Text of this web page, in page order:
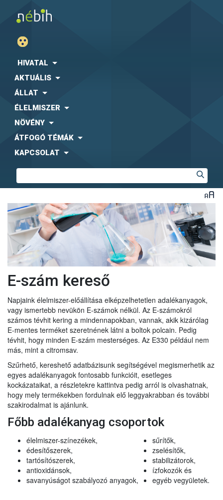
HIVATAL
AKTUÁLIS
ÁLLAT
ÉLELMISZER
NÖVÉNY
ÁTFOGÓ TÉMÁK
KAPCSOLAT
E-szám kereső
Napjaink élelmiszer-előállítása elképzelhetetlen adalékanyagok,
vagy ismertebb nevükön E-számok nélkül. Az E-számokról
számos tévhit kering a mindennapokban, vannak, akik kizárólag
E-mentes terméket szeretnének látni a boltok polcain. Pedig
tévhit, hogy minden E-szám mesterséges. Az E330 például nem
más, mint a citromsav.
Szűrhető, kereshető adatbázisunk segítségével megismerhetik az
egyes adalékanyagok fontosabb funkcióit, esetleges
kockázataikat, a részletekre kattintva pedig arról is olvashatnak,
hogy mely termékekben fordulnak elő leggyakrabban és további
szakirodalmat is ajánlunk.
Főbb adalékanyag csoportok
élelmiszer-színezékek,
édesítőszerek,
tartósítószerek,
antioxidánsok,
savanyúságot szabályozó anyagok,
sűrítők,
zselésítők,
stabilizátorok,
ízfokozók és
egyéb vegyületek.